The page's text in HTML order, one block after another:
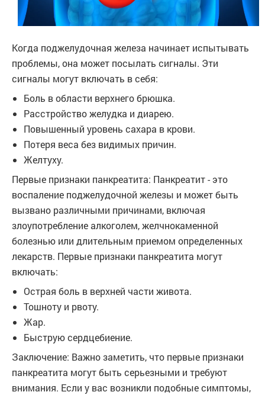
Когда поджелудочная железа начинает испытывать
проблемы, она может посылать сигналы. Эти
сигналы могут включать в себя:
Боль в области верхнего брюшка.
Расстройство желудка и диарею.
Повышенный уровень сахара в крови.
Потеря веса без видимых причин.
Желтуху.
Первые признаки панкреатита: Панкреатит - это
воспаление поджелудочной железы и может быть
вызвано различными причинами, включая
злоупотребление алкоголем, желчнокаменной
болезнью или длительным приемом определенных
лекарств. Первые признаки панкреатита могут
включать:
Острая боль в верхней части живота.
Тошноту и рвоту.
Жар.
Быструю сердцебиение.
Заключение: Важно заметить, что первые признаки
панкреатита могут быть серьезными и требуют
внимания. Если у вас возникли подобные симптомы,